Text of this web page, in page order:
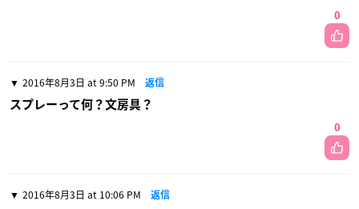
0
2016年8月3日 at 9:50 PM 返信
スプレーって何？文房具？
0
2016年8月3日 at 10:06 PM 返信